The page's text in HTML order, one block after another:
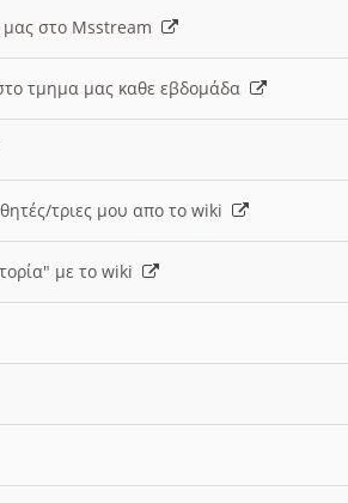
μας στο Msstream
τμημα μας καθε εβδομάδα
τριες μου απο το wiki
με το wiki